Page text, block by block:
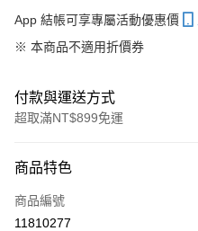
App 結帳可享專屬活動優惠價
※ 本商品不適用折價券
付款與運送方式
超取滿NT$899免運
信用卡一次付款
信用卡分期付款
商品特色
商品編號
11810277